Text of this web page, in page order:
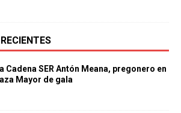
Cadena SER Antón Meana, pregonero en
Mayor de gala